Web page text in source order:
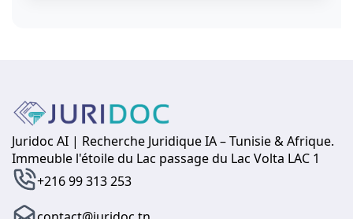
Juridoc AI | Recherche Juridique IA – Tunisie & Afrique.
Immeuble l'étoile du Lac passage du Lac Volta LAC 1
+216 99 313 253